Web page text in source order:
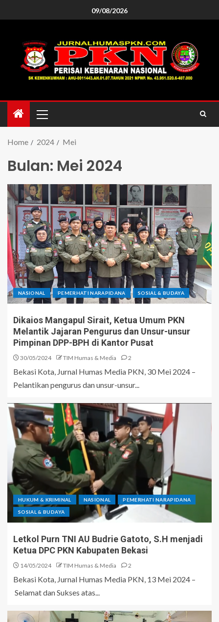
09/08/2026
Home 2024 Mei
Bulan: Mei 2024
NASIONAL PEMERHATI NARAPIDANA SOSIAL & BUDAYA
Dikaios Mangapul Sirait, Ketua Umum PKN
Melantik Jajaran Pengurus dan Unsur-unsur
Pimpinan DPP-BPH di Kantor Pusat
30/05/2024 TIM Humas & Media 2
Bekasi Kota, Jurnal Humas Media PKN, 30 Mei 2024 –
Pelantikan pengurus dan unsur-unsur...
HUKUM & KRIMINAL NASIONAL PEMERHATI NARAPIDANA
SOSIAL & BUDAYA
Letkol Purn TNI AU Budrie Gatoto, S.H menjadi
Ketua DPC PKN Kabupaten Bekasi
14/05/2024 TIM Humas & Media 2
Bekasi Kota, Jurnal Humas Media PKN, 13 Mei 2024 –
Selamat dan Sukses atas...